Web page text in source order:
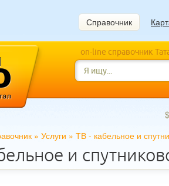
Справочник
on-line справочник
» Услуги » ТВ - кабельное и
и